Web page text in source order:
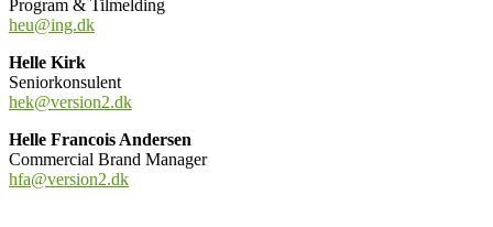
Program & Tilmelding
heu@ing.dk
Helle Kirk
Seniorkonsulent
hek@version2.dk
Helle Francois Andersen
Commercial Brand Manager
hfa@version2.dk